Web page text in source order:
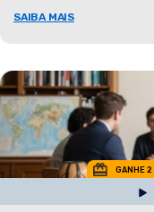
SAIBA MAIS
GANHE 2